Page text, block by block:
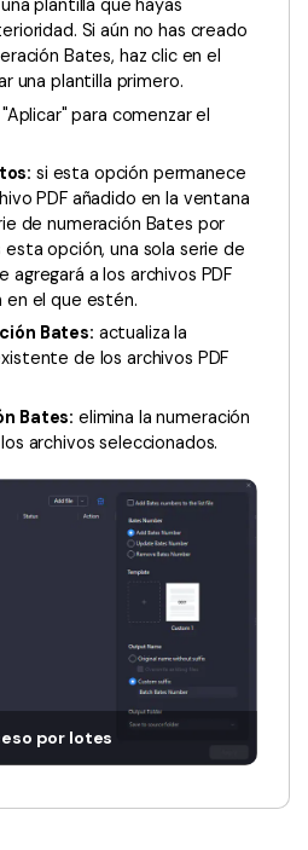
plantilla que hayas
Si aún no has creado
Bates, haz clic en el
una plantilla primero.
para comenzar el
si esta opción permanece
PDF añadido en la ventana
de numeración Bates por
esta opción, una sola serie de
agregará a los archivos PDF
en el que estén.
Bates: actualiza la
de los archivos PDF
Bates: elimina la numeración
archivos seleccionados.
por lotes